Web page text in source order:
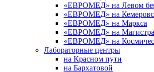
«ЕВРОМЕД» на Левом
«ЕВРОМЕД» на
«ЕВРОМЕД» на Маркса
«ЕВРОМЕД» на
«ЕВРОМЕД» на
Лабораторные центры
на Красном пути
на Бархатовой